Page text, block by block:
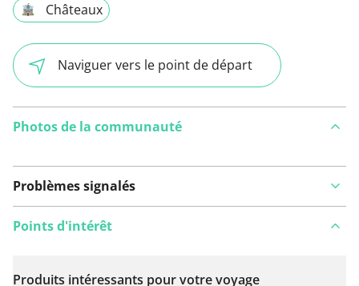
Châteaux
Naviguer vers le point de départ
Photos de la communauté
Problèmes signalés
Points d'intérêt
Produits intéressants pour votre voyage